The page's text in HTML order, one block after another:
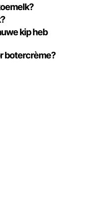
kip heb
botercrème?